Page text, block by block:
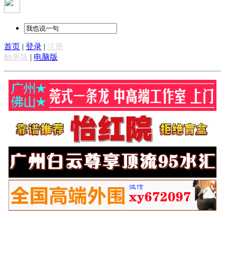
首页 | 登录 | 注册
触屏版 | 电脑版